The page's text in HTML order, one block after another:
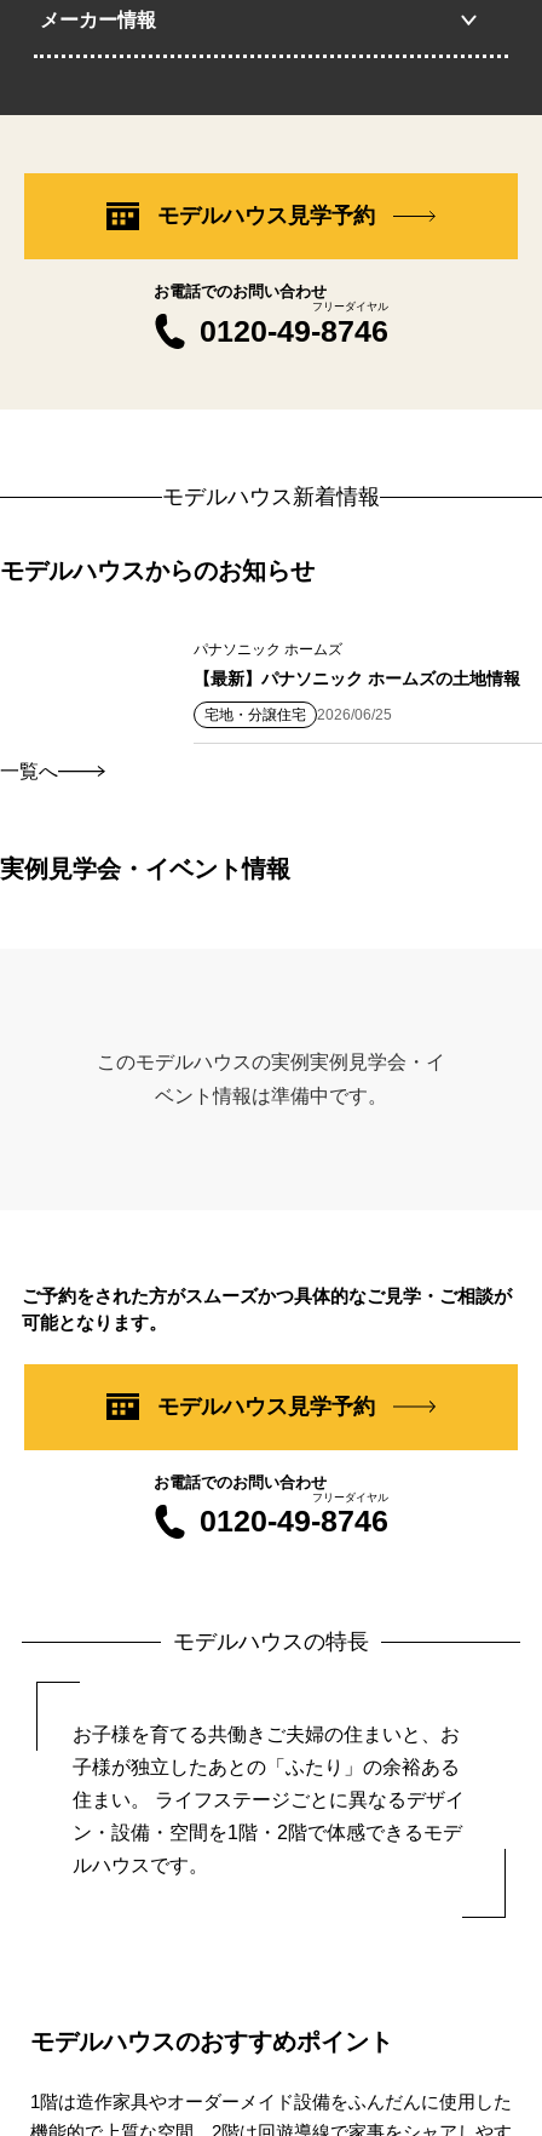
メーカー情報
モデルハウス見学予約
お電話でのお問い合わせ
0120-49-8746
フリーダイヤル
モデルハウス新着情報
モデルハウスからのお知らせ
パナソニック ホームズ
【最新】パナソニック ホームズの土地情報
宅地・分譲住宅 2026/06/25
一覧へ
実例見学会・イベント情報
このモデルハウスの実例実例見学会・イ
ベント情報は準備中です。
ご予約をされた方がスムーズかつ具体的なご見学・ご相談が
可能となります。
モデルハウス見学予約
お電話でのお問い合わせ
0120-49-8746
フリーダイヤル
モデルハウスの特長
お子様を育てる共働きご夫婦の住まいと、お
子様が独立したあとの「ふたり」の余裕ある
住まい。 ライフステージごとに異なるデザイ
ン・設備・空間を1階・2階で体感できるモデ
ルハウスです。
モデルハウスのおすすめポイント
1階は造作家具やオーダーメイド設備をふんだんに使用した